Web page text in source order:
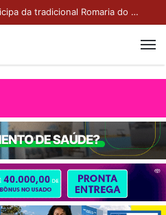
Representantes de Piripá participam de Seminário em Vitória da Conquista